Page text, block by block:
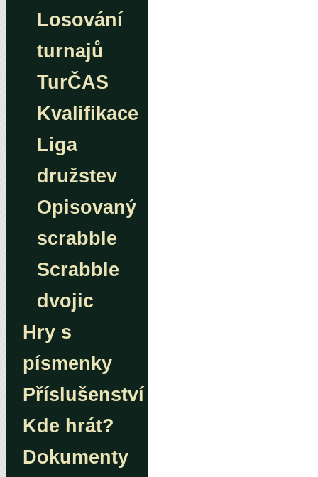
Losování
turnajů
TurČAS
Kvalifikace
Liga
družstev
Opisovaný
scrabble
Scrabble
dvojic
Hry s
písmenky
Příslušenství
Kde hrát?
Dokumenty